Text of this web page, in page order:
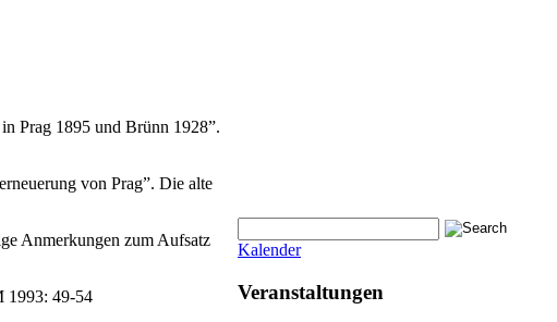
Prag 1895 und Brünn 1928”.
von Prag”. Die alte
Anmerkungen zum Aufsatz
1993: 49-54
Kalender
Veranstaltungen